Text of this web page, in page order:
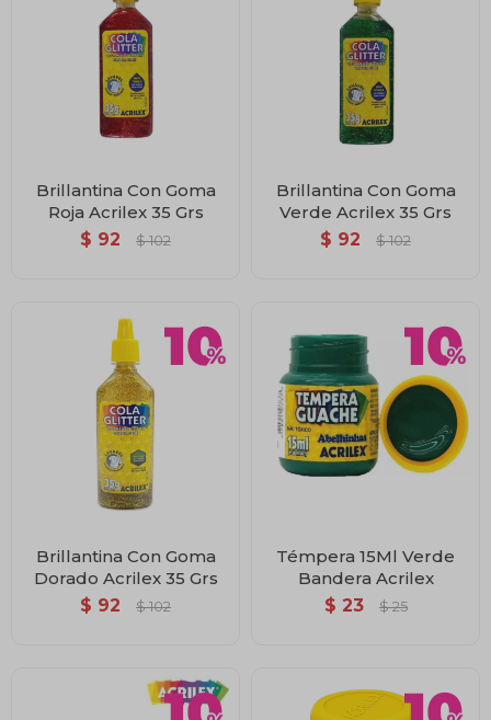
Brillantina Con Goma
Roja Acrilex 35 Grs
$ 92 $ 102
Brillantina Con Goma
Verde Acrilex 35 Grs
$ 92 $ 102
Brillantina Con Goma
Dorado Acrilex 35 Grs
$ 92 $ 102
Témpera 15Ml Verde
Bandera Acrilex
$ 23 $ 25